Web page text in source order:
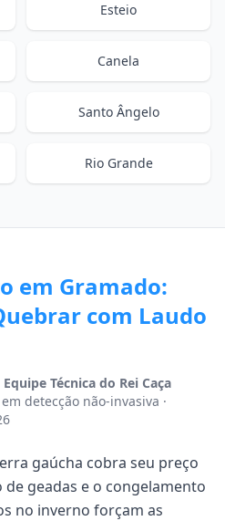
Esteio
Canela
Santo Ângelo
Rio Grande
em Gramado:
com Laudo
Equipe Técnica do Rei Caça
detecção não-invasiva ·
gaúcha cobra seu preço
geadas e o congelamento
no inverno forçam as